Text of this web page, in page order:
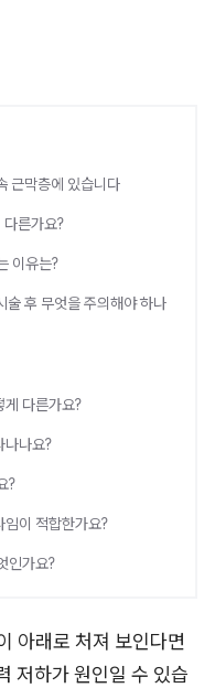
근막층에 있습니다
다른가요?
이유는?
술 후 무엇을 주의해야 하나
게 다른가요?
나나요?
?
임이 적합한가요?
인가요?
아래로 처져 보인다면
저하가 원인일 수 있습